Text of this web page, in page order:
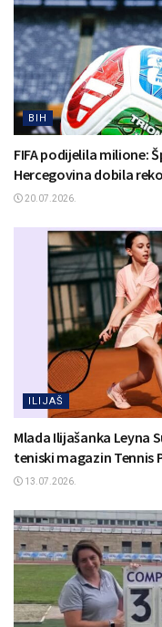
BIH
FIFA podijelila milione:
Hercegovina dobila
20.07.2026.
ILIJAŠ
Mlada Ilijašanka Leyna
teniski magazin Tennis
13.07.2026.